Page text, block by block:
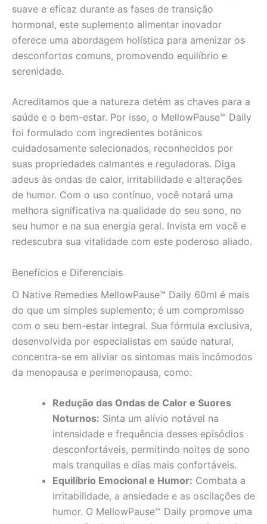
suave e eficaz durante as fases de transição
hormonal, este suplemento alimentar inovador
oferece uma abordagem holística para amenizar os
desconfortos comuns, promovendo equilíbrio e
serenidade.
Acreditamos que a natureza detém as chaves para a
saúde e o bem-estar. Por isso, o MellowPause™ Daily
foi formulado com ingredientes botânicos
cuidadosamente selecionados, reconhecidos por
suas propriedades calmantes e reguladoras. Diga
adeus às ondas de calor, irritabilidade e alterações
de humor. Com o uso contínuo, você notará uma
melhora significativa na qualidade do seu sono, no
seu humor e na sua energia geral. Invista em você e
redescubra sua vitalidade com este poderoso aliado.
Benefícios e Diferenciais
O Native Remedies MellowPause™ Daily 60ml é mais
do que um simples suplemento; é um compromisso
com o seu bem-estar integral. Sua fórmula exclusiva,
desenvolvida por especialistas em saúde natural,
concentra-se em aliviar os sintomas mais incômodos
da menopausa e perimenopausa, como:
Redução das Ondas de Calor e Suores
Noturnos: Sinta um alívio notável na
intensidade e frequência desses episódios
desconfortáveis, permitindo noites de sono
mais tranquilas e dias mais confortáveis.
Equilíbrio Emocional e Humor: Combata a
irritabilidade, a ansiedade e as oscilações de
humor. O MellowPause™ Daily promove uma